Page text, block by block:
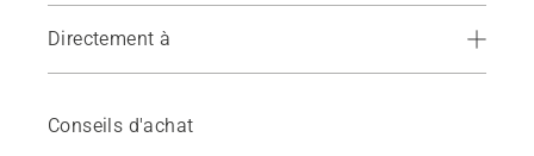
Directement à
Conseils d'achat